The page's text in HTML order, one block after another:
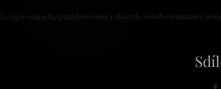
mapy byly zablokovány z důvodu vašeho nastavení